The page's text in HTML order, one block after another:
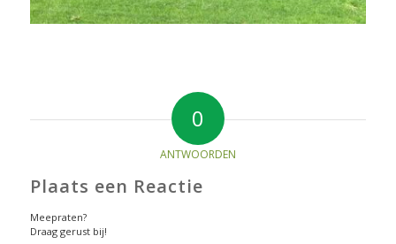
0
ANTWOORDEN
Plaats een Reactie
Meepraten?
Draag gerust bij!